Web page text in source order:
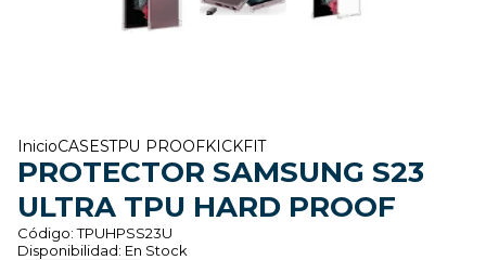
InicioCASESTPU PROOFKICKFIT
PROTECTOR SAMSUNG S23
ULTRA TPU HARD PROOF
Código:TPUHPSS23U
Disponibilidad: En Stock